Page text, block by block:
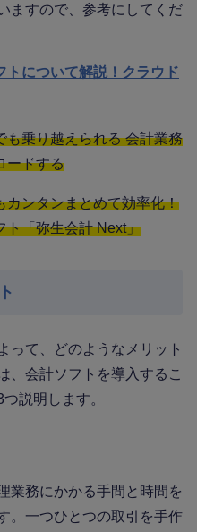
ますので、参考にしてくだ
トについて解説！クラウド
も乗り越えられる 会計業務
ードする
カンタンまとめて効率化！
ト「弥生会計 Next」
って、どのようなメリット
、会計ソフトを導入するこ
説明します。
業務にかかる手間と時間を
。一つひとつの取引を手作